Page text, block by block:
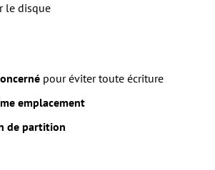
le disque
pour éviter toute écriture
emplacement
de partition